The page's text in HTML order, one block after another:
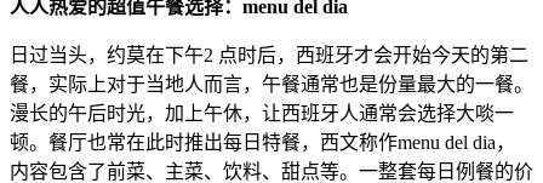
人人热爱的超值午餐选择：menu del dia
日过当头，约莫在下午2 点时后，西班牙才会开始今天的第二
餐，实际上对于当地人而言，午餐通常也是份量最大的一餐。
漫长的午后时光，加上午休，让西班牙人通常会选择大啖一
顿。餐厅也常在此时推出每日特餐，西文称作menu del dia，
内容包含了前菜、主菜、饮料、甜点等。一整套每日例餐的价